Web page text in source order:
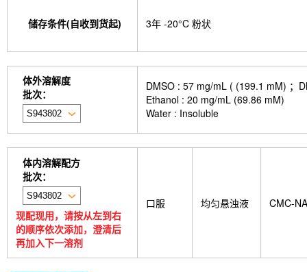
Antibody (Rabbit mAb) [M19D5]
NK1.1 Antibody [PK136]
PB Mouse NK1.1
hydrochloride
ATP5A1 Rabbit Recombinant
Monocrotaline
Angelic acid Succinic acid
GDF15 Antibody (Rabbit mAb) [G3D13]
23-Hydroxybetulinic acid
Khasianine
Ginsenoside Rk1
Sinensetin Isoscopoletin
acid
2'-deoxyguanosine
Phenylacetaldehyde
储存条件(自收到货起) 3年 -20°C 粉状
体外溶解度
批次：
DMSO : 57 mg/mL ( (199.1 mM) ；
Ethanol : 20 mg/mL (69.86 mM)
Water : Insoluble
体内溶解配方
批次：
现配现用，请按从左到右
的顺序依次添加，澄清后
再加入下一溶剂
口服 均匀悬浊液 CMC-NA